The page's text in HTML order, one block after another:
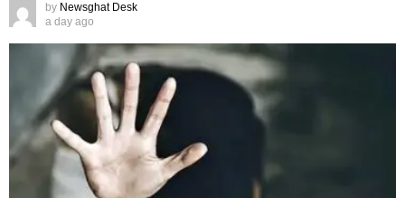
by Newsghat Desk
a day ago